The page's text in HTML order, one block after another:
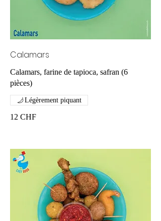
Calamars
Calamars, farine de tapioca, safran (6
pièces)
12 CHF
Légèrement piquant